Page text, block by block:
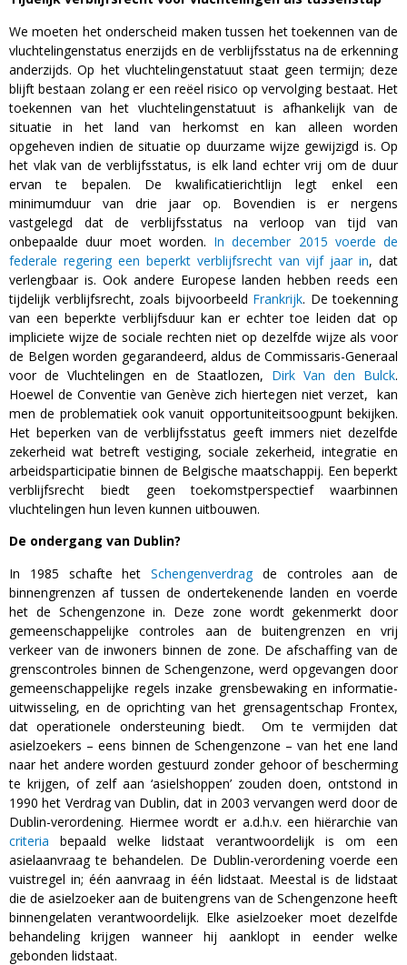
We moeten het onderscheid maken tussen het toekennen van de
vluchtelingenstatus enerzijds en de verblijfsstatus na de erkenning
anderzijds. Op het vluchtelingenstatuut staat geen termijn; deze
blijft bestaan zolang er een reëel risico op vervolging bestaat. Het
toekennen van het vluchtelingenstatuut is afhankelijk van de
situatie in het land van herkomst en kan alleen worden
opgeheven indien de situatie op duurzame wijze gewijzigd is. Op
het vlak van de verblijfsstatus, is elk land echter vrij om de duur
ervan te bepalen. De kwalificatierichtlijn legt enkel een
minimumduur van drie jaar op. Bovendien is er nergens
vastgelegd dat de verblijfsstatus na verloop van tijd van
onbepaalde duur moet worden. In december 2015 voerde de
federale regering een beperkt verblijfsrecht van vijf jaar in, dat
verlengbaar is. Ook andere Europese landen hebben reeds een
tijdelijk verblijfsrecht, zoals bijvoorbeeld Frankrijk. De toekenning
van een beperkte verblijfsduur kan er echter toe leiden dat op
impliciete wijze de sociale rechten niet op dezelfde wijze als voor
de Belgen worden gegarandeerd, aldus de Commissaris-Generaal
voor de Vluchtelingen en de Staatlozen, Dirk Van den Bulck.
Hoewel de Conventie van Genève zich hiertegen niet verzet, kan
men de problematiek ook vanuit opportuniteitsoogpunt bekijken.
Het beperken van de verblijfsstatus geeft immers niet dezelfde
zekerheid wat betreft vestiging, sociale zekerheid, integratie en
arbeidsparticipatie binnen de Belgische maatschappij. Een beperkt
verblijfsrecht biedt geen toekomstperspectief waarbinnen
vluchtelingen hun leven kunnen uitbouwen.
De ondergang van Dublin?
In 1985 schafte het Schengenverdragde controles aan de
binnengrenzen af tussen de ondertekenende landen en voerde
het de Schengenzone in. Deze zone wordt gekenmerkt door
gemeenschappelijke controles aan de buitengrenzen en vrij
verkeer van de inwoners binnen de zone. De afschaffing van de
grenscontroles binnen de Schengenzone, werd opgevangen door
gemeenschappelijke regels inzake grensbewaking en informatie-
uitwisseling, en de oprichting van het grensagentschap Frontex,
dat operationele ondersteuning biedt. Om te vermijden dat
asielzoekers – eens binnen de Schengenzone – van het ene land
naar het andere worden gestuurd zonder gehoor of bescherming
te krijgen, of zelf aan ‘asielshoppen’ zouden doen, ontstond in
1990 het Verdrag van Dublin, dat in 2003 vervangen werd door de
Dublin-verordening. Hiermee wordt er a.d.h.v. een hiërarchie van
criteria bepaald welke lidstaat verantwoordelijk is om een
asielaanvraag te behandelen. De Dublin-verordening voerde een
vuistregel in; één aanvraag in één lidstaat. Meestal is de lidstaat
die de asielzoeker aan de buitengrens van de Schengenzone heeft
binnengelaten verantwoordelijk. Elke asielzoeker moet dezelfde
behandeling krijgen wanneer hij aanklopt in eender welke
gebonden lidstaat.